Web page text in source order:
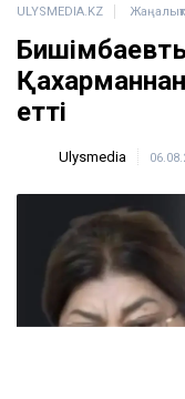
ULYSMEDIA.KZ
етті
Ulysmedia